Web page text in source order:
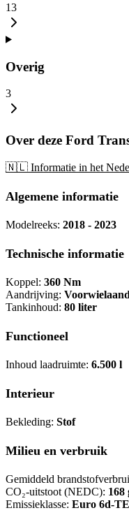
13
Overig
3
Over deze Ford
🇳🇱 Informatie in het
Algemene informatie
Modelreeks: 2018 - 2023
Technische informatie
Koppel: 360 Nm
Aandrijving:
Tankinhoud: 80 liter
Functioneel
Inhoud laadruimte: 6.500 l
Interieur
Bekleding: Stof
Milieu en verbruik
Gemiddeld
CO₂-uitstoot (NEDC): 168
Emissieklasse: Euro 6d-